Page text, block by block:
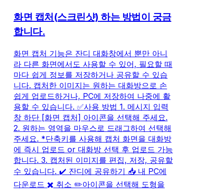
화면 캡처(스크린샷) 하는 방법이 궁금
합니다.
화면 캡처 기능은 잔디 대화창에서 뿐만 아니
라 다른 화면에서도 사용할 수 있어, 필요할 때
마다 쉽게 정보를 저장하거나 공유할 수 있습
니다. 캡처한 이미지는 원하는 대화방으로 손
쉽게 업로드하거나, PC에 저장하여 나중에 활
용할 수 있습니다. ✅사용 방법 1. 메시지 입력
창 하단 [화면 캡처] 아이콘을 선택해 주세요.
2. 원하는 영역을 마우스로 드래그하여 선택해
주세요. *단축키를 사용해 캡처 화면을 대화방
에 즉시 업로드 or 대화방 선택 후 업로드 가능
합니다. 3. 캡처된 이미지를 편집, 저장, 공유할
수 있습니다. ✔️ 잔디에 공유하기 📥 내 PC에
다운로드 ✖️ 취소 ✏️아이콘을 선택해 도형을